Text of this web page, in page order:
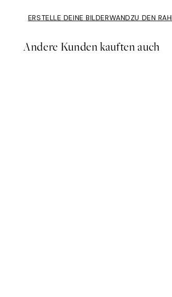
ERSTELLE DEINE BILDERWANDZU DEN
Andere Kunden kauften auch